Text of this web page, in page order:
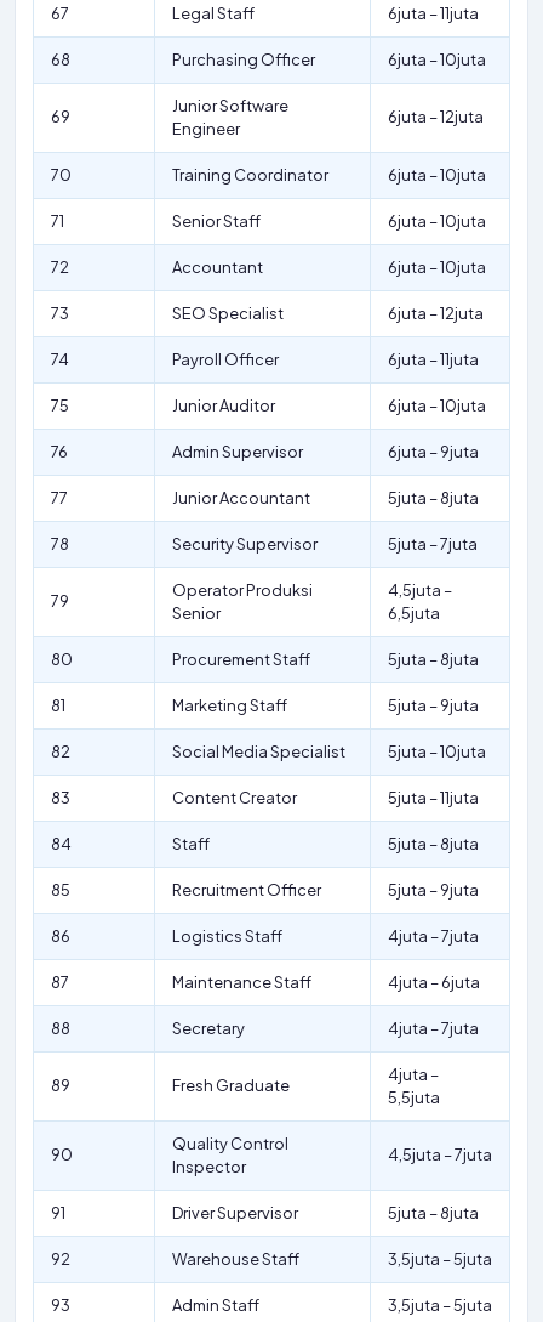
67 Legal Staff 6juta – 11juta
68 Purchasing Officer 6juta – 10juta
69
Junior Software
Engineer
6juta – 12juta
70 Training Coordinator 6juta – 10juta
71 Senior Staff 6juta – 10juta
72 Accountant 6juta – 10juta
73 SEO Specialist 6juta – 12juta
74 Payroll Officer 6juta – 11juta
75 Junior Auditor 6juta – 10juta
76 Admin Supervisor 6juta – 9juta
77 Junior Accountant 5juta – 8juta
78 Security Supervisor 5juta – 7juta
79
Operator Produksi
Senior
4,5juta –
6,5juta
80 Procurement Staff 5juta – 8juta
81 Marketing Staff 5juta – 9juta
82 Social Media Specialist 5juta – 10juta
83 Content Creator 5juta – 11juta
84 Staff 5juta – 8juta
85 Recruitment Officer 5juta – 9juta
86 Logistics Staff 4juta – 7juta
87 Maintenance Staff 4juta – 6juta
88 Secretary 4juta – 7juta
89 Fresh Graduate
4juta –
5,5juta
90
Quality Control
Inspector
4,5juta – 7juta
91 Driver Supervisor 5juta – 8juta
92 Warehouse Staff 3,5juta – 5juta
93 Admin Staff 3,5juta – 5juta